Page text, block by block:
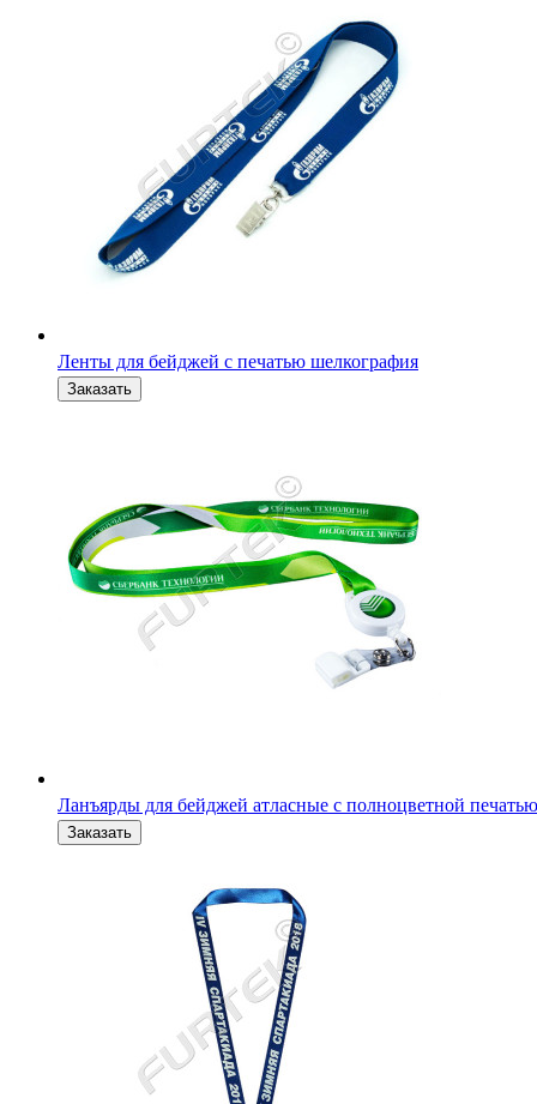
Ленты для бейджей с печатью шелкография
Ланъярды для бейджей атласные с полноцветной печатью